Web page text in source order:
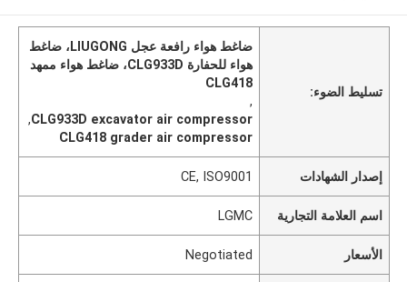
تسليط الضوء:
ضاغط هواء رافعة عجل LIUGONG، ضاغط
هواء للحفارة CLG933D، ضاغط هواء ممهد
CLG418
,
CLG933D excavator air compressor
,
CLG418 grader air compressor
إصدار الشهادات CE, ISO9001
اسم العلامة التجارية LGMC
الأسعار Negotiated